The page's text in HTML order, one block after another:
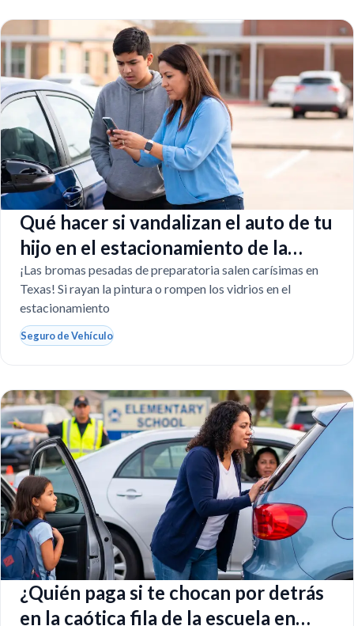
Qué hacer si vandalizan el auto de tu
hijo en el estacionamiento de la
escuela
¡Las bromas pesadas de preparatoria salen carísimas en
Texas! Si rayan la pintura o rompen los vidrios en el
estacionamiento
Seguro de Vehículo
¿Quién paga si te chocan por detrás
en la caótica fila de la escuela en